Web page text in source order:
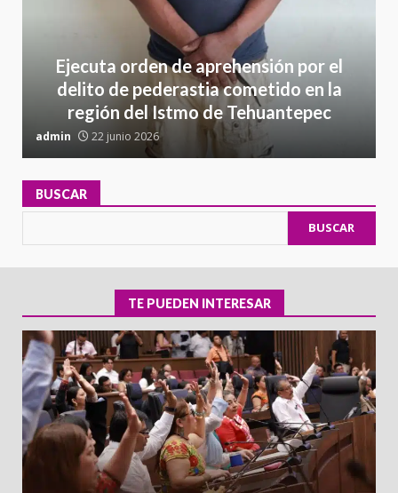
Ejecuta orden de aprehensión por el
delito de pederastia cometido en la
región del Istmo de Tehuantepec
admin 22 junio 2026
BUSCAR
BUSCAR
TE PUEDEN INTERESAR